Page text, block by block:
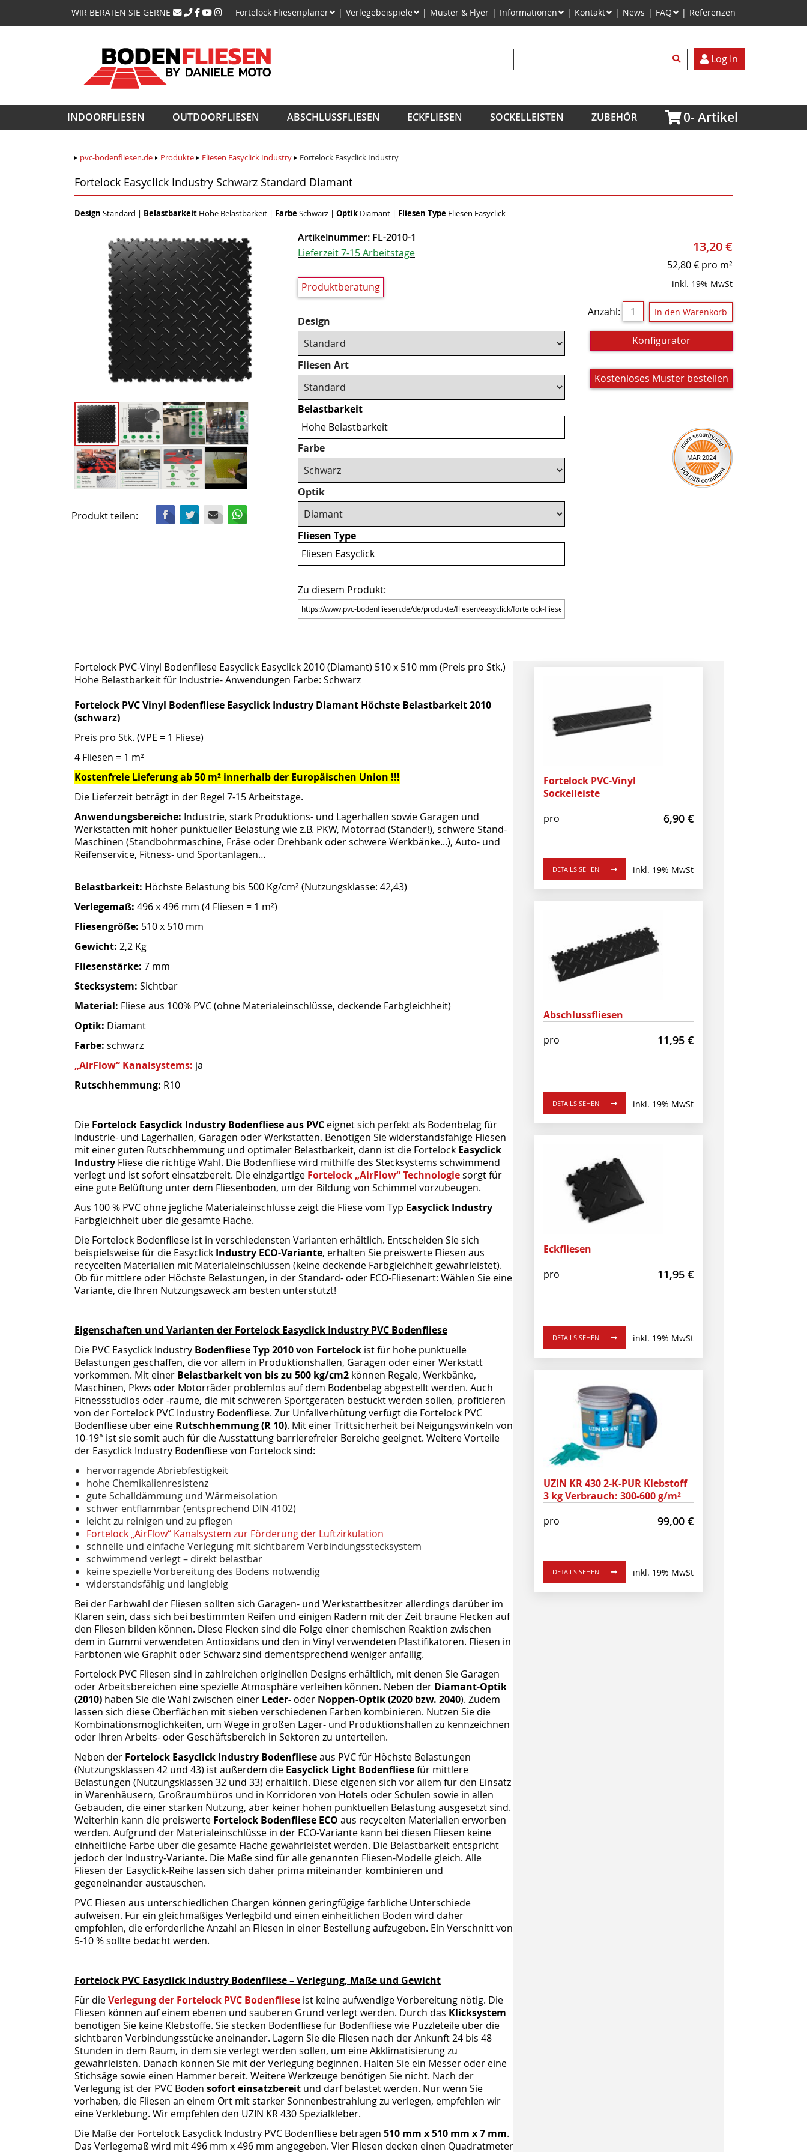
WIR BERATEN SIE GERNE
Navigation
überspringen
Fortelock Fliesenplaner Verlegebeispiele Muster & Flyer Informationen Kontakt News FAQ Referenzen
Suchbegriffe
Log In
Navigation
überspringen
INDOORFLIESEN OUTDOORFLIESEN ABSCHLUSSFLIESEN ECKFLIESEN SOCKELLEISTEN ZUBEHÖR 0
pvc-bodenfliesen.de Produkte Fliesen Easyclick Industry Fortelock Easyclick Industry
Fortelock Easyclick Industry Schwarz Standard Diamant
Design Standard | Belastbarkeit Hohe Belastbarkeit | FarbeSchwarz | Optik Diamant | Fliesen Type Fliesen Easyclick
Produkt teilen: Facebook
Twitter Mail
Artikelnummer: FL-2010-1
Lieferzeit 7-15 Arbeitstage
Produktberatung
Pflichtfeld
Design
Pflichtfeld
Fliesen Art
Belastbarkeit
Hohe Belastbarkeit
Pflichtfeld
Farbe
Pflichtfeld
Optik
Fliesen Type
Fliesen Easyclick
Zu diesem Produkt:
13,20€
52,80€ pro m²
inkl. 19% MwSt
Anzahl:
Konfigurator
Kostenloses Muster bestellen
Fortelock PVC-Vinyl Bodenfliese Easyclick Easyclick 2010 (Diamant) 510 x 510 mm (Preis pro Stk.)
Hohe Belastbarkeit für Industrie- Anwendungen Farbe: Schwarz
Fortelock PVC Vinyl Bodenfliese Easyclick Industry Diamant Höchste Belastbarkeit 2010
(schwarz)
Preis pro Stk. (VPE = 1 Fliese)
4 Fliesen = 1 m²
Kostenfreie Lieferung ab 50 m² innerhalb der Europäischen Union !!!
Die Lieferzeit beträgt in der Regel 7-15 Arbeitstage.
Anwendungsbereiche: Industrie, stark Produktions- und Lagerhallen sowie Garagen und
Werkstätten mit hoher punktueller Belastung wie z.B. PKW, Motorrad (Ständer!), schwere Stand-
Maschinen (Standbohrmaschine, Fräse oder Drehbank oder schwere Werkbänke...), Auto- und
Reifenservice, Fitness- und Sportanlagen…
Belastbarkeit: Höchste Belastung bis 500 Kg/cm² (Nutzungsklasse: 42,43)
Verlegemaß: 496 x 496 mm (4 Fliesen = 1 m²)
Fliesengröße: 510 x 510 mm
Gewicht: 2,2 Kg
Fliesenstärke: 7 mm
Stecksystem: Sichtbar
Material: Fliese aus 100% PVC (ohne Materialeinschlüsse, deckende Farbgleichheit)
Optik: Diamant
Farbe: schwarz
„AirFlow“ Kanalsystems: ja
Rutschhemmung: R10
Die Fortelock Easyclick Industry Bodenfliese aus PVC eignet sich perfekt als Bodenbelag für
Industrie- und Lagerhallen, Garagen oder Werkstätten. Benötigen Sie widerstandsfähige Fliesen
mit einer guten Rutschhemmung und optimaler Belastbarkeit, dann ist die Fortelock Easyclick
Industry Fliese die richtige Wahl. Die Bodenfliese wird mithilfe des Stecksystems schwimmend
verlegt und ist sofort einsatzbereit. Die einzigartige Fortelock „AirFlow“ Technologiesorgt für
eine gute Belüftung unter dem Fliesenboden, um der Bildung von Schimmel vorzubeugen.
Aus 100 % PVC ohne jegliche Materialeinschlüsse zeigt die Fliese vom Typ Easyclick Industry
Farbgleichheit über die gesamte Fläche.
Die Fortelock Bodenfliese ist in verschiedensten Varianten erhältlich. Entscheiden Sie sich
beispielsweise für die Easyclick Industry ECO-Variante, erhalten Sie preiswerte Fliesen aus
recycelten Materialien mit Materialeinschlüssen (keine deckende Farbgleichheit gewährleistet).
Ob für mittlere oder Höchste Belastungen, in der Standard- oder ECO-Fliesenart: Wählen Sie eine
Variante, die Ihren Nutzungszweck am besten unterstützt!
Eigenschaften und Varianten der Fortelock Easyclick Industry PVC Bodenfliese
Die PVC Easyclick Industry Bodenfliese Typ 2010 von Fortelock ist für hohe punktuelle
Belastungen geschaffen, die vor allem in Produktionshallen, Garagen oder einer Werkstatt
vorkommen. Mit einer Belastbarkeit von bis zu 500 kg/cm2 können Regale, Werkbänke,
Maschinen, Pkws oder Motorräder problemlos auf dem Bodenbelag abgestellt werden. Auch
Fitnessstudios oder -räume, die mit schweren Sportgeräten bestückt werden sollen, profitieren
von der Fortelock PVC Industry Bodenfliese. Zur Unfallverhütung verfügt die Fortelock PVC
Bodenfliese über eine Rutschhemmung (R 10). Mit einer Trittsicherheit bei Neigungswinkeln von
10-19° ist sie somit auch für die Ausstattung barrierefreier Bereiche geeignet. Weitere Vorteile
der Easyclick Industry Bodenfliese von Fortelock sind:
hervorragende Abriebfestigkeit
hohe Chemikalienresistenz
gute Schalldämmung und Wärmeisolation
schwer entflammbar (entsprechend DIN 4102)
leicht zu reinigen und zu pflegen
Fortelock „AirFlow“ Kanalsystem zur Förderung der Luftzirkulation
schnelle und einfache Verlegung mit sichtbarem Verbindungsstecksystem
schwimmend verlegt – direkt belastbar
keine spezielle Vorbereitung des Bodens notwendig
widerstandsfähig und langlebig
Bei der Farbwahl der Fliesen sollten sich Garagen- und Werkstattbesitzer allerdings darüber im
Klaren sein, dass sich bei bestimmten Reifen und einigen Rädern mit der Zeit braune Flecken auf
den Fliesen bilden können. Diese Flecken sind die Folge einer chemischen Reaktion zwischen
dem in Gummi verwendeten Antioxidans und den in Vinyl verwendeten Plastifikatoren. Fliesen in
Farbtönen wie Graphit oder Schwarz sind dementsprechend weniger anfällig.
Fortelock PVC Fliesen sind in zahlreichen originellen Designs erhältlich, mit denen Sie Garagen
oder Arbeitsbereichen eine spezielle Atmosphäre verleihen können. Neben der Diamant-Optik
(2010) haben Sie die Wahl zwischen einer Leder- oder Noppen-Optik (2020 bzw. 2040). Zudem
lassen sich diese Oberflächen mit sieben verschiedenen Farben kombinieren. Nutzen Sie die
Kombinationsmöglichkeiten, um Wege in großen Lager- und Produktionshallen zu kennzeichnen
oder Ihren Arbeits- oder Geschäftsbereich in Sektoren zu unterteilen.
Neben der Fortelock Easyclick Industry Bodenflieseaus PVC für Höchste Belastungen
(Nutzungsklassen 42 und 43) ist außerdem die Easyclick Light Bodenfliesefür mittlere
Belastungen (Nutzungsklassen 32 und 33) erhältlich. Diese eigenen sich vor allem für den Einsatz
in Warenhäusern, Großraumbüros und in Korridoren von Hotels oder Schulen sowie in allen
Gebäuden, die einer starken Nutzung, aber keiner hohen punktuellen Belastung ausgesetzt sind.
Weiterhin kann die preiswerte Fortelock Bodenfliese ECO aus recycelten Materialien erworben
werden. Aufgrund der Materialeinschlüsse in der ECO-Variante kann bei diesen Fliesen keine
einheitliche Farbe über die gesamte Fläche gewährleistet werden. Die Belastbarkeit entspricht
jedoch der Industry-Variante. Die Maße sind für alle genannten Fliesen-Modelle gleich. Alle
Fliesen der Easyclick-Reihe lassen sich daher prima miteinander kombinieren und
gegeneinander austauschen.
PVC Fliesen aus unterschiedlichen Chargen können geringfügige farbliche Unterschiede
aufweisen. Für ein gleichmäßiges Verlegbild und einen einheitlichen Boden wird daher
empfohlen, die erforderliche Anzahl an Fliesen in einer Bestellung aufzugeben. Ein Verschnitt von
5-10 % sollte bedacht werden.
Fortelock PVC Easyclick Industry Bodenfliese – Verlegung, Maße und Gewicht
Für dieVerlegung der Fortelock PVC Bodenfliese ist keine aufwendige Vorbereitung nötig. Die
Fliesen können auf einem ebenen und sauberen Grund verlegt werden. Durch das Klicksystem
benötigen Sie keine Klebstoffe. Sie stecken Bodenfliese für Bodenfliese wie Puzzleteile über die
sichtbaren Verbindungsstücke aneinander. Lagern Sie die Fliesen nach der Ankunft 24 bis 48
Stunden in dem Raum, in dem sie verlegt werden sollen, um eine Akklimatisierung zu
gewährleisten. Danach können Sie mit der Verlegung beginnen. Halten Sie ein Messer oder eine
Stichsäge sowie einen Hammer bereit. Weitere Werkzeuge benötigen Sie nicht. Nach der
Verlegung ist der PVC Boden sofort einsatzbereit und darf belastet werden. Nur wenn Sie
vorhaben, die Fliesen an einem Ort mit starker Sonnenbestrahlung zu verlegen, empfehlen wir
eine Verklebung. Wir empfehlen den UZIN KR 430 Spezialkleber.
Die Maße der Fortelock Easyclick Industry PVC Bodenfliese betragen 510 mm x 510 mm x 7 mm.
Das Verlegemaß wird mit 496 mm x 496 mm angegeben. Vier Fliesen decken einen Quadratmeter
Fortelock PVC-Vinyl
Sockelleiste
pro
6,90 €
DETAILS SEHEN inkl. 19% MwSt
Abschlussfliesen
pro
11,95 €
DETAILS SEHEN inkl. 19% MwSt
Eckfliesen
pro
11,95 €
DETAILS SEHEN inkl. 19% MwSt
UZIN KR 430 2-K-PUR Klebstoff
3 kg Verbrauch: 300-600 g/m²
pro
99,00 €
DETAILS SEHEN inkl. 19% MwSt